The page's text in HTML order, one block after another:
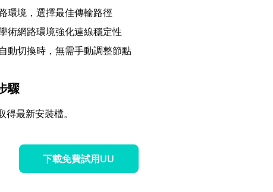
環境，選擇最佳傳輸路徑
術網路環境強化連線穩定性
動切換時，無需手動調整節點
驟
最新安裝檔。
下載免費試用UU